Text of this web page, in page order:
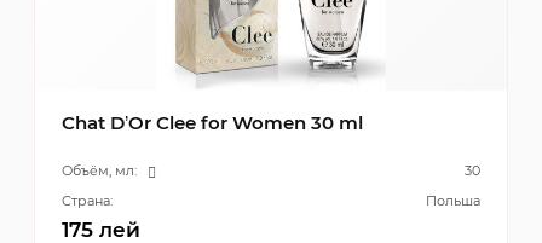
Chat D’Or Clee for Women 30 ml
Объём, мл:
30
Страна:
Польша
175 лей